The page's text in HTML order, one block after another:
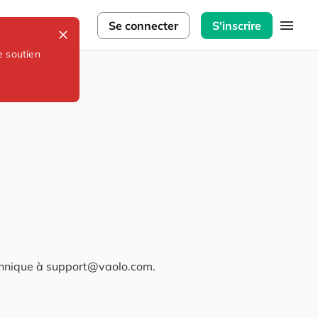
soutien
Se connecter S'inscrire
à support@vaolo.com.